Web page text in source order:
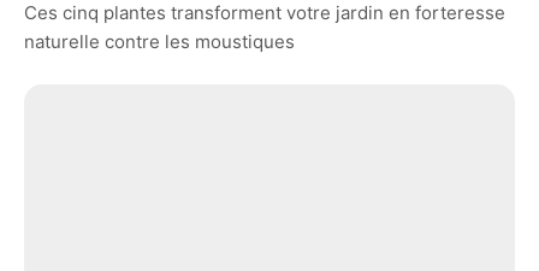
Ces cinq plantes transforment votre jardin en forteresse
naturelle contre les moustiques